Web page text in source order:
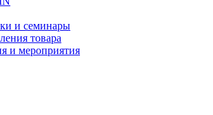
и семинары
товара
и мероприятия